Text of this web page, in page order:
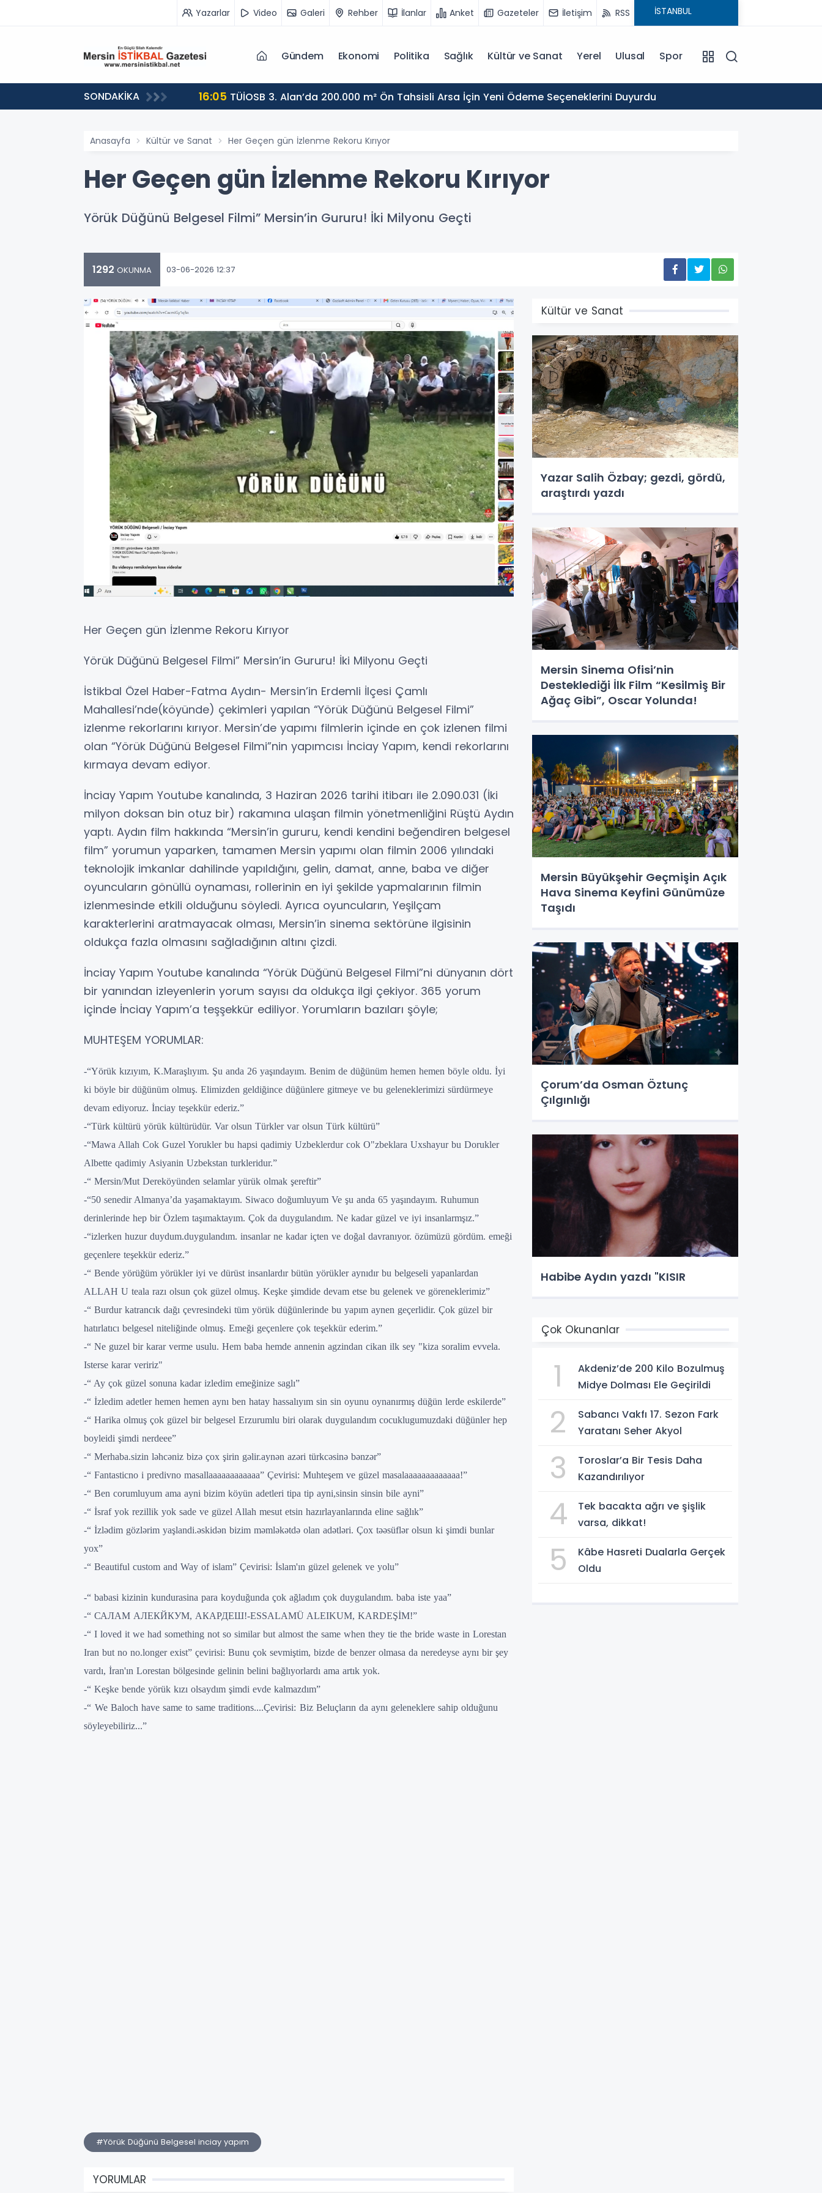
Yazarlar Video Galeri Rehber İlanlar Anket Gazeteler İletişim RSS
Gündem Ekonomi Politika Sağlık Kültür ve Sanat Yerel Ulusal Spor
SONDAKİKA 16:05 TÜİOSB 3. Alan’da 200.000 m² Ön Tahsisli Arsa İçin Yeni Ödeme Seçeneklerini Duyurdu
Anasayfa Kültür ve Sanat Her Geçen gün İzlenme Rekoru Kırıyor
Her Geçen gün İzlenme Rekoru Kırıyor
Yörük Düğünü Belgesel Filmi” Mersin’in Gururu! İki Milyonu Geçti
1292 OKUNMA 03-06-2026 12:37
Her Geçen gün İzlenme Rekoru Kırıyor
Yörük Düğünü Belgesel Filmi” Mersin’in Gururu! İki Milyonu Geçti
İstikbal Özel Haber-Fatma Aydın- Mersin’in Erdemli İlçesi Çamlı
Mahallesi’nde(köyünde) çekimleri yapılan “Yörük Düğünü Belgesel Filmi”
izlenme rekorlarını kırıyor. Mersin’de yapımı filmlerin içinde en çok izlenen filmi
olan “Yörük Düğünü Belgesel Filmi”nin yapımcısı İnciay Yapım, kendi rekorlarını
kırmaya devam ediyor.
İnciay Yapım Youtube kanalında, 3 Haziran 2026 tarihi itibarı ile 2.090.031 (İki
milyon doksan bin otuz bir) rakamına ulaşan filmin yönetmenliğini Rüştü Aydın
yaptı. Aydın film hakkında “Mersin’in gururu, kendi kendini beğendiren belgesel
film” yorumun yaparken, tamamen Mersin yapımı olan filmin 2006 yılındaki
teknolojik imkanlar dahilinde yapıldığını, gelin, damat, anne, baba ve diğer
oyuncuların gönüllü oynaması, rollerinin en iyi şekilde yapmalarının filmin
izlenmesinde etkili olduğunu söyledi. Ayrıca oyuncuların, Yeşilçam
karakterlerini aratmayacak olması, Mersin’in sinema sektörüne ilgisinin
oldukça fazla olmasını sağladığının altını çizdi.
İnciay Yapım Youtube kanalında “Yörük Düğünü Belgesel Filmi”ni dünyanın dört
bir yanından izleyenlerin yorum sayısı da oldukça ilgi çekiyor. 365 yorum
içinde İnciay Yapım’a teşşekkür ediliyor. Yorumların bazıları şöyle;
MUHTEŞEM YORUMLAR:
-“Yörük kızıyım, K.Maraşlıyım. Şu anda 26 yaşındayım. Benim de düğünüm hemen hemen böyle oldu. İyi
ki böyle bir düğünüm olmuş. Elimizden geldiğince düğünlere gitmeye ve bu geleneklerimizi sürdürmeye
devam ediyoruz. İnciay teşekkür ederiz.”
-“Türk kültürü yörük kültürüdür. Var olsun Türkler var olsun Türk kültürü”
-“Mawa Allah Cok Guzel Yorukler bu hapsi qadimiy Uzbeklerdur cok O"zbeklara Uxshayur bu Dorukler
Albette qadimiy Asiyanin Uzbekstan turkleridur.”
-“ Mersin/Mut Dereköyünden selamlar yürük olmak şereftir”
-“50 senedir Almanya’da yaşamaktayım. Siwaco doğumluyum Ve şu anda 65 yaşındayım. Ruhumun
derinlerinde hep bir Özlem taşımaktayım. Çok da duygulandım. Ne kadar güzel ve iyi insanlarmşız.”
-“izlerken huzur duydum.duygulandım. insanlar ne kadar içten ve doğal davranıyor. özümüzü gördüm. emeği
geçenlere teşekkür ederiz.”
-“ Bende yörüğüm yörükler iyi ve dürüst insanlardır bütün yörükler aynıdır bu belgeseli yapanlardan
ALLAH U teala razı olsun çok güzel olmuş. Keşke şimdide devam etse bu gelenek ve göreneklerimiz”
-“ Burdur katrancık dağı çevresindeki tüm yörük düğünlerinde bu yapım aynen geçerlidir. Çok güzel bir
hatırlatıcı belgesel niteliğinde olmuş. Emeği geçenlere çok teşekkür ederim.”
-“ Ne guzel bir karar verme usulu. Hem baba hemde annenin agzindan cikan ilk sey "kiza soralim evvela.
Isterse karar veririz"
-“ Ay çok güzel sonuna kadar izledim emeğinize saglı”
-“ İzledim adetler hemen hemen aynı ben hatay hassalıyım sin sin oyunu oynanırmış düğün lerde eskilerde”
-“ Harika olmuş çok güzel bir belgesel Erzurumlu biri olarak duygulandım cocuklugumuzdaki düğünler hep
boyleidi şimdi nerdeee”
-“ Merhaba.sizin ləhcəniz bizə çox şirin gəlir.aynən azəri türkcəsinə bənzər”
-“ Fantasticno i predivno masallaaaaaaaaaaaa” Çevirisi: Muhteşem ve güzel masalaaaaaaaaaaaaa!”
-“ Ben corumluyum ama ayni bizim köyün adetleri tipa tip ayni,sinsin sinsin bile ayni”
-“ İsraf yok rezillik yok sade ve güzel Allah mesut etsin hazırlayanlarında eline sağlık”
-“ İzlədim gözlərim yaşlandi.əskidən bizim məmləkətdə olan adətləri. Çox təəsüflər olsun ki şimdi bunlar
yox”
-“ Beautiful custom and Way of islam” Çevirisi: İslam'ın güzel gelenek ve yolu”
-“ babasi kizinin kundurasina para koyduğunda çok ağladım çok duygulandım. baba iste yaa”
-“ САЛАМ АЛЕКЙКУМ, АКАРДЕШ!-ESSALAMÜ ALEIKUM, KARDEŞİM!”
-“ I loved it we had something not so similar but almost the same when they tie the bride waste in Lorestan
Iran but no no.longer exist” çevirisi: Bunu çok sevmiştim, bizde de benzer olmasa da neredeyse aynı bir şey
vardı, İran'ın Lorestan bölgesinde gelinin belini bağlıyorlardı ama artık yok.
-“ Keşke bende yörük kızı olsaydım şimdi evde kalmazdım”
-“ We Baloch have same to same traditions....Çevirisi: Biz Beluçların da aynı geleneklere sahip olduğunu
söyleyebiliriz...”
#Yörük Düğünü Belgesel inciay yapım
YORUMLAR
Kültür ve Sanat
Yazar Salih Özbay; gezdi, gördü,
araştırdı yazdı
Mersin Sinema Ofisi’nin
Desteklediği İlk Film “Kesilmiş Bir
Ağaç Gibi”, Oscar Yolunda!
Mersin Büyükşehir Geçmişin Açık
Hava Sinema Keyfini Günümüze
Taşıdı
Çorum’da Osman Öztunç
Çılgınlığı
Habibe Aydın yazdı "KISIR
Çok Okunanlar
1
Akdeniz’de 200 Kilo Bozulmuş
Midye Dolması Ele Geçirildi
2
Sabancı Vakfı 17. Sezon Fark
Yaratanı Seher Akyol
3
Toroslar’a Bir Tesis Daha
Kazandırılıyor
4
Tek bacakta ağrı ve şişlik
varsa, dikkat!
5
Kâbe Hasreti Dualarla Gerçek
Oldu